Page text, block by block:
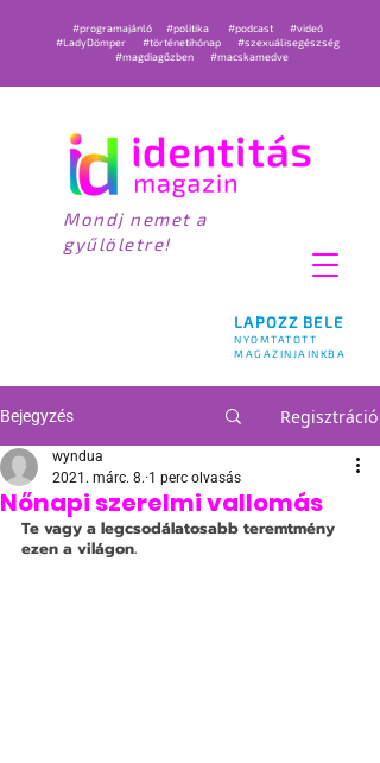
LAPOZZ BELE
NYOMTATOTT
MAGAZINJAINKBA
#programajánló #politika #podcast
#videó
#LadyDömper
#történetihónap
#szexuálisegészség
#magdiagőzben
#macskamedve
Mondj nemet a
gyűlöletre!
Bejegyzés Regisztráció
Nőnapi szerelmi vallomás
wyndua
2021. márc. 8. 1 perc olvasás
Te vagy a legcsodálatosabb teremtmény
ezen a világon.